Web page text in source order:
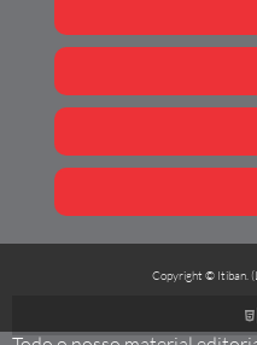
Copyright © Itiban.